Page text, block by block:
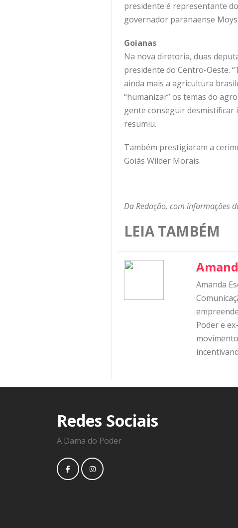
presidente é representante
governador paranaense
Goianas
Na nova diretoria, duas
presidente do Centro-Oeste.
ainda mais a agricultura
“humanizar” os temas do
gente conseguir desmistificar
resumiu.
Também prestigiaram a
Goiás Wilder Morais.
Da Redação, com informações
LEIA TAMBÉM
Amanda
Poder e
Redes Sociais
A Dama do Poder